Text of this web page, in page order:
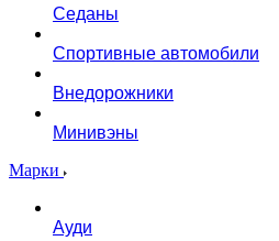
Седаны
Спортивные автомобили
Внедорожники
Минивэны
Марки
Ауди